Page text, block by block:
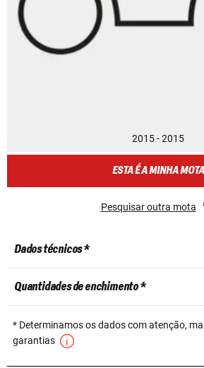
2015 - 2015
ESTA É A MINHA MOTA
Pesquisar outra mota
Dados técnicos *
Quantidades de enchimento *
* Determinamos os dados com atenção,
garantias